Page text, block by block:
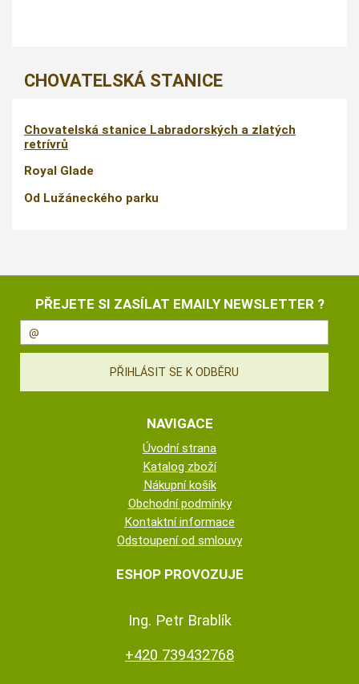
CHOVATELSKÁ STANICE
Chovatelská stanice Labradorských a zlatých
retrívrů
Royal Glade
Od Lužáneckého parku
PŘEJETE SI ZASÍLAT EMAILY NEWSLETTER ?
NAVIGACE
Úvodní strana
Katalog zboží
Nákupní košík
Obchodní podmínky
Kontaktní informace
Odstoupení od smlouvy
ESHOP PROVOZUJE
Ing. Petr Brablík
+420 739432768